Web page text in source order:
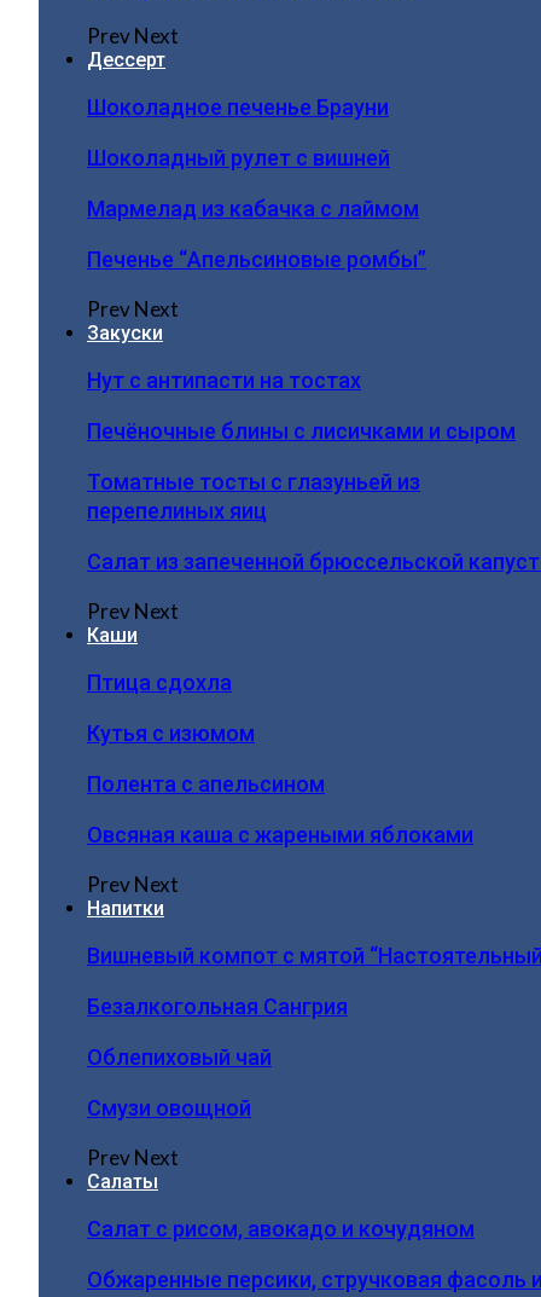
PrevNext
Дессерт
Шоколадное печенье Брауни
Шоколадный рулет с вишней
Мармелад из кабачка с лаймом
Печенье “Апельсиновые ромбы”
PrevNext
Закуски
Нут с антипасти на тостах
Печёночные блины с лисичками и сыром
Томатные тосты с глазуньей из
перепелиных яиц
Салат из запеченной брюссельской
PrevNext
Каши
Птица сдохла
Кутья с изюмом
Полента с апельсином
Овсяная каша с жареными яблоками
PrevNext
Напитки
Вишневый компот с мятой
Безалкогольная Сангрия
Облепиховый чай
Смузи овощной
PrevNext
Салаты
Салат с рисом, авокадо и кочудяном
Обжаренные персики, стручковая фасоль